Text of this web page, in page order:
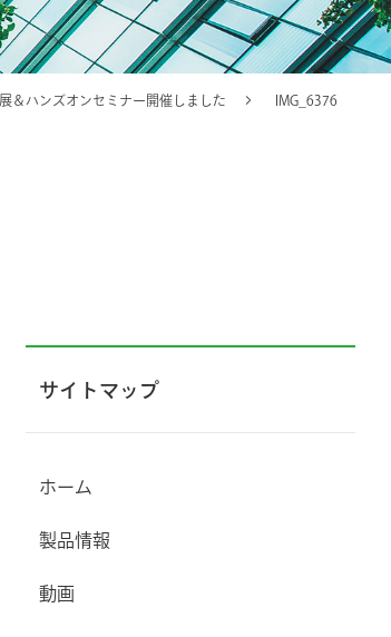
＆ハンズオンセミナー開催しました IMG_6376
サイトマップ
ホーム
製品情報
動画